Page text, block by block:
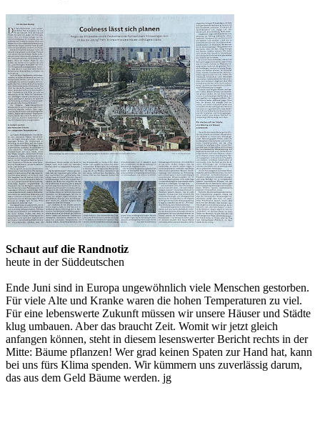
Schaut auf die Randnotiz
heute in der Süddeutschen
Ende Juni sind in Europa ungewöhnlich viele Menschen gestorben.
Für viele Alte und Kranke waren die hohen Temperaturen zu viel.
Für eine lebenswerte Zukunft müssen wir unsere Häuser und Städte
klug umbauen. Aber das braucht Zeit. Womit wir jetzt gleich
anfangen können, steht in diesem lesenswerter Bericht rechts in der
Mitte: Bäume pflanzen! Wer grad keinen Spaten zur Hand hat, kann
bei uns fürs Klima spenden. Wir kümmern uns zuverlässig darum,
das aus dem Geld Bäume werden. jg